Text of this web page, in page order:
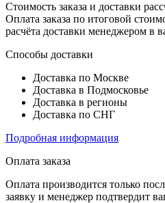
Стоимость заказа и доставки
Оплата заказа по итоговой
расчёта доставки менеджером в
Способы доставки
Доставка по Москве
Доставка в Подмосковье
Доставка в регионы
Доставка по СНГ
Подробная информация
Оплата заказа
Оплата производится только
заявку и менеджер подтвердит